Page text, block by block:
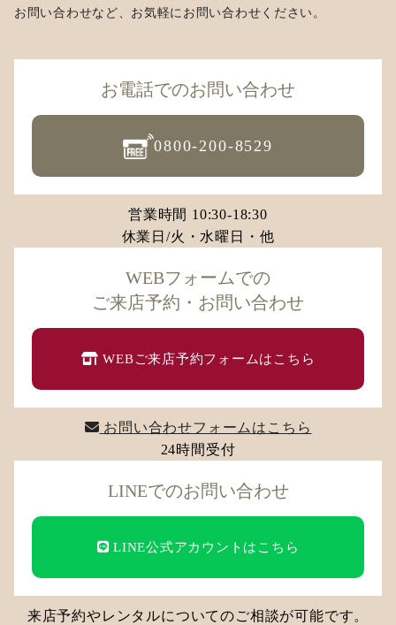
お問い合わせなど、お気軽にお問い合わせください。
お電話でのお問い合わせ
0800-200-8529
営業時間 10:30-18:30
休業日/火・水曜日・他
WEBフォームでの
ご来店予約・お問い合わせ
WEBご来店予約フォームはこちら
お問い合わせフォームはこちら
24時間受付
LINEでのお問い合わせ
LINE公式アカウントはこちら
来店予約やレンタルについてのご相談が可能です。